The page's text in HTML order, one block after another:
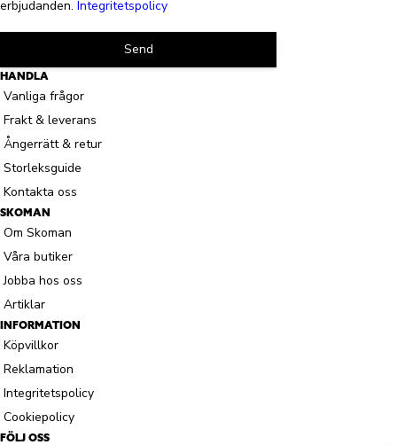
erbjudanden. Integritetspolicy
Send
HANDLA
Vanliga frågor
Frakt & leverans
Ångerrätt & retur
Storleksguide
Kontakta oss
SKOMAN
Om Skoman
Våra butiker
Jobba hos oss
Artiklar
INFORMATION
Köpvillkor
Reklamation
Integritetspolicy
Cookiepolicy
FÖLJ OSS